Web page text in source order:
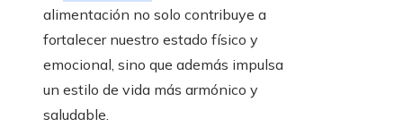
alimentación no solo contribuye a
fortalecer nuestro estado físico y
emocional, sino que además impulsa
un estilo de vida más armónico y
saludable.